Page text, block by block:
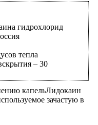
гидрохлорид
тепла
– 30
Лидокаин
зачастую в